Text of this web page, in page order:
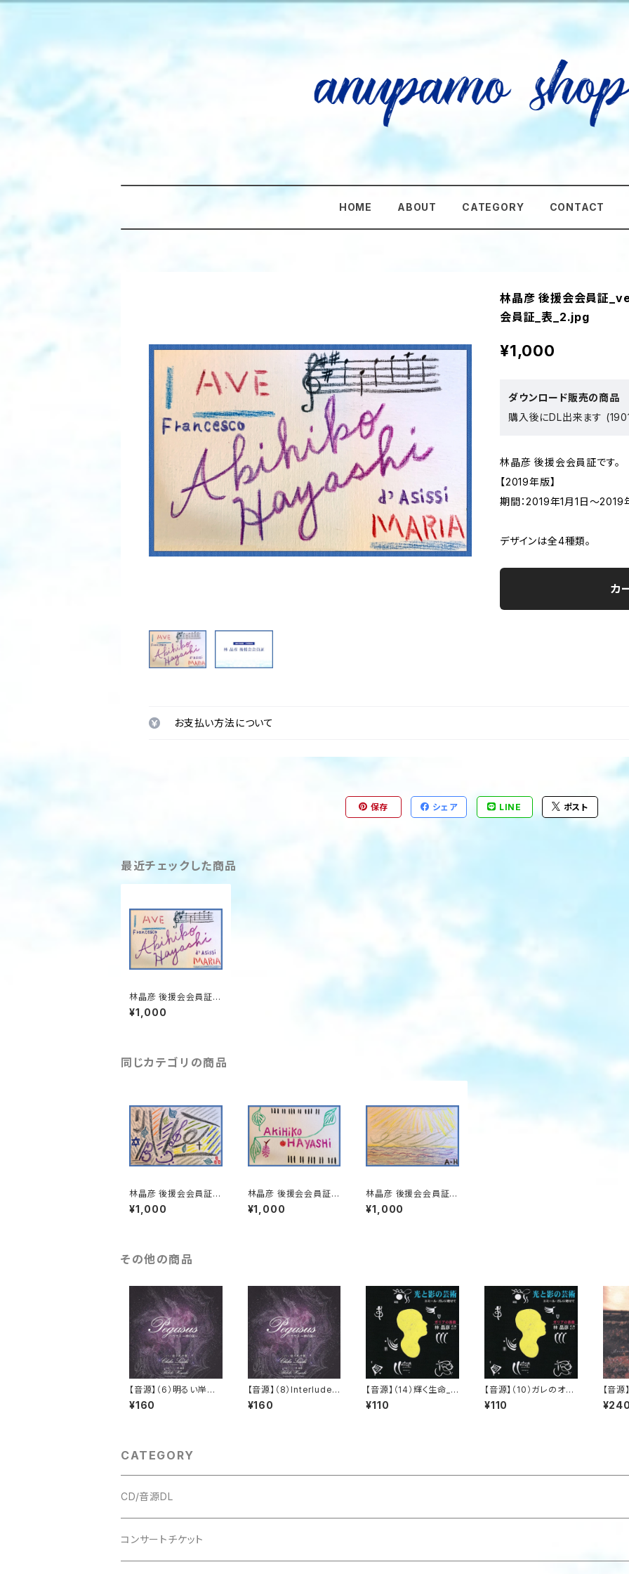
HOME ABOUT CATEGORY CONTACT
林晶彦 後援会会員証
会員証_表_2.jpg
¥1,000
ダウンロード販売の商品
購入後にDL出来ます
林晶彦 後援会会員証です。
【2019年版】
期間：2019年1月1日～2019
デザインは全4種類。
カ
お支払い方法について
保存 シェア LINE ポスト
最近チェックした商品
林晶彦 後援会会員証_v
er.02
¥1,000
同じカテゴリの商品
林晶彦 後援会会員証_v
er.01
¥1,000
林晶彦 後援会会員証_v
er.03
¥1,000
林晶彦 後援会会員証_v
er.04
¥1,000
その他の商品
【音源】（6）明るい岸辺
に 詩：山田かまち_ペ
ガサス
¥160
【音源】（8）Interlude
Piano Solo_ペガ
サス
¥160
【音源】（14）輝く生命_
光と影の芸術 ～エミー
ル・ガレに寄せて～
¥110
【音源】（10）ガレのオル
ゴール Ⅲアモールと黒
い蝶_光と影の芸術 ～
¥110
【音
Of
CATEGORY
CD/音源DL
アルバム
コンサートチケット